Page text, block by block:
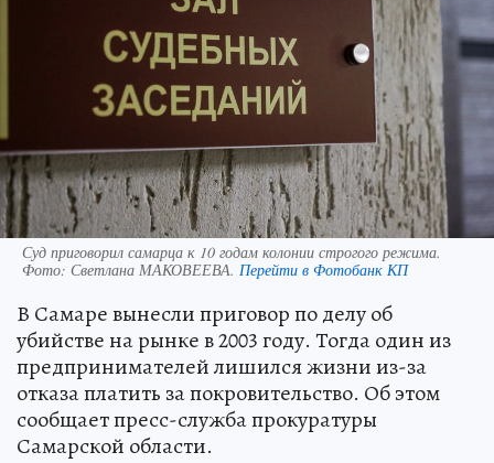
Суд приговорил самарца к 10 годам колонии строгого режима.
Фото: Светлана МАКОВЕЕВА. Перейти в Фотобанк КП
В Самаре вынесли приговор по делу об
убийстве на рынке в 2003 году. Тогда один из
предпринимателей лишился жизни из-за
отказа платить за покровительство. Об этом
сообщает пресс-служба прокуратуры
Самарской области.